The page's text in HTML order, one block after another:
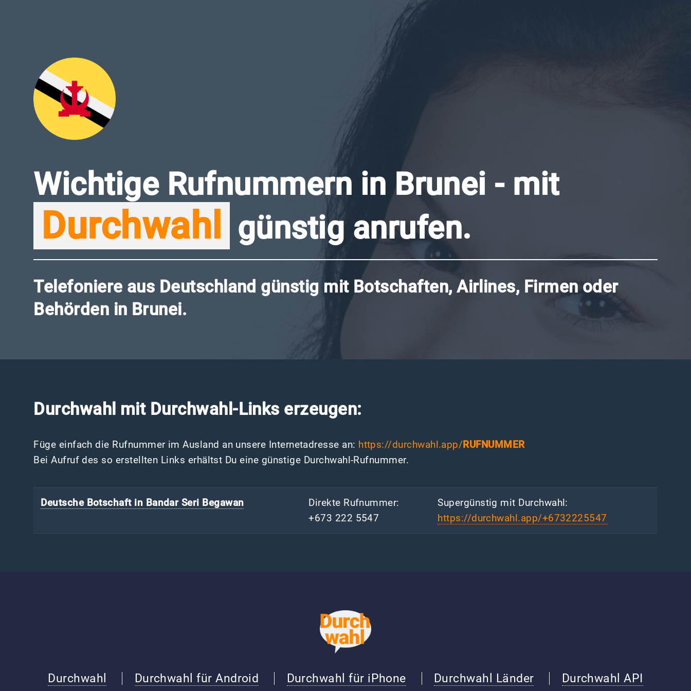
Wichtige Rufnummern in Brunei - mit
Durchwahl günstig anrufen.
Telefoniere aus Deutschland günstig mit Botschaften, Airlines, Firmen oder
Behörden in Brunei.
Durchwahl mit Durchwahl-Links erzeugen:
Füge einfach die Rufnummer im Ausland an unsere Internetadresse an: https://durchwahl.app/ RUFNUMMER
Bei Aufruf des so erstellten Links erhältst Du eine günstige Durchwahl-Rufnummer.
Deutsche Botschaft in Bandar Seri Begawan
Direkte Rufnummer:
+673 222 5547
Supergünstig mit Durchwahl:
https://durchwahl.app/+6732225547
Durchwahl Durchwahl für Android Durchwahl für iPhone Durchwahl Länder Durchwahl API